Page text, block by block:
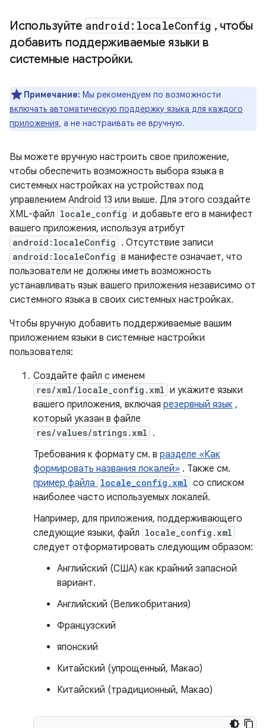
Используйте android:localeConfig , чтобы
добавить поддерживаемые языки в
системные настройки.
Примечание: Мы рекомендуем по возможности
включать автоматическую поддержку языка для каждого
приложения, а не настраивать ее вручную.
Вы можете вручную настроить свое приложение,
чтобы обеспечить возможность выбора языка в
системных настройках на устройствах под
управлением Android 13 или выше. Для этого создайте
XML-файл locale_config и добавьте его в манифест
вашего приложения, используя атрибут
android:localeConfig . Отсутствие записи
android:localeConfig в манифесте означает, что
пользователи не должны иметь возможность
устанавливать язык вашего приложения независимо от
системного языка в своих системных настройках.
Чтобы вручную добавить поддерживаемые вашим
приложением языки в системные настройки
пользователя:
Создайте файл с именем
res/xml/locale_config.xml и укажите языки
вашего приложения, включая резервный язык ,
который указан в файле
res/values/strings.xml .
Требования к формату см. в разделе «Как
формировать названия локалей» . Также см.
пример файла locale_config.xml со списком
наиболее часто используемых локалей.
Например, для приложения, поддерживающего
следующие языки, файл locale_config.xml
следует отформатировать следующим образом:
Английский (США) как крайний запасной
вариант.
Английский (Великобритания)
Французский
японский
Китайский (упрощенный, Макао)
Китайский (традиционный, Макао)